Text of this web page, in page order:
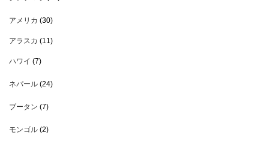
アメリカ (30)
アラスカ (11)
ハワイ (7)
ネパール (24)
ブータン (7)
モンゴル (2)